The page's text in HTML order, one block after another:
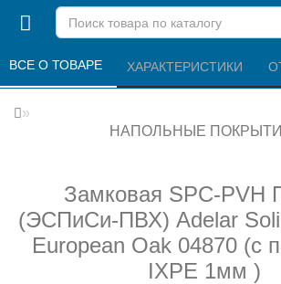
НАПОЛЬНЫЕ
Замковая SPC-PVH
(ЭСПиСи-ПВХ) Adelar
European Oak 04870 (с
IXPE 1мм )
ВСЕ О ТОВАРЕ ХАРАКТЕРИСТИКИ